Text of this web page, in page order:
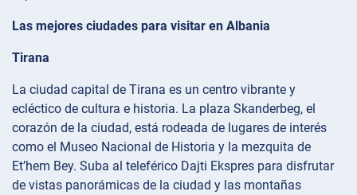
Las mejores ciudades para visitar en Albania
Tirana
La ciudad capital de Tirana es un centro vibrante y
ecléctico de cultura e historia. La plaza Skanderbeg, el
corazón de la ciudad, está rodeada de lugares de interés
como el Museo Nacional de Historia y la mezquita de
Et’hem Bey. Suba al teleférico Dajti Ekspres para disfrutar
de vistas panorámicas de la ciudad y las montañas